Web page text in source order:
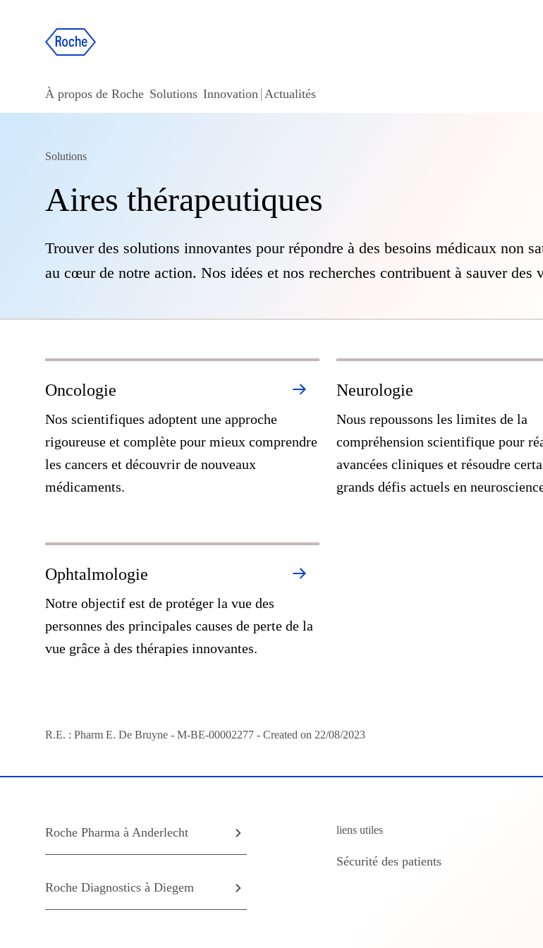
À propos de Roche Solutions Innovation Actualités
Solutions
Aires thérapeutiques
Trouver des solutions innovantes pour répondre à des besoins médicaux non
au cœur de notre action. Nos idées et nos recherches contribuent à sauver des
Oncologie
Nos scientifiques adoptent une approche
rigoureuse et complète pour mieux comprendre
les cancers et découvrir de nouveaux
médicaments.
Neurologie
Nous repoussons les limites de la
compréhension scientifique pour
avancées cliniques et résoudre
grands défis actuels en
Ophtalmologie
Notre objectif est de protéger la vue des
personnes des principales causes de perte de la
vue grâce à des thérapies innovantes.
R.E. : Pharm E. De Bruyne - M-BE-00002277 - Created on 22/08/2023
Roche Pharma à Anderlecht
Roche Diagnostics à Diegem
liens utiles
Sécurité des patients